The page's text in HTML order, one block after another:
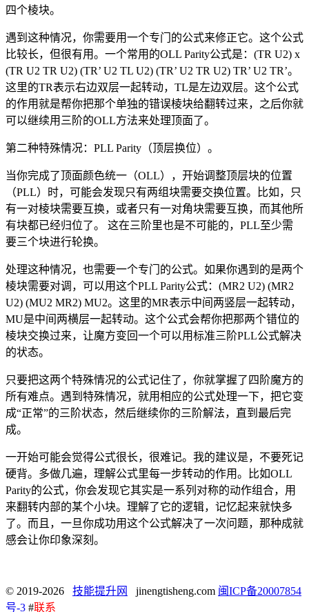
四个棱块。
遇到这种情况，你需要用一个专门的公式来修正它。这个公式
比较长，但很有用。一个常用的OLL Parity公式是：(TR U2) x
(TR U2 TR U2) (TR’ U2 TL U2) (TR’ U2 TR U2) TR’ U2 TR’。
这里的TR表示右边双层一起转动，TL是左边双层。这个公式
的作用就是帮你把那个单独的错误棱块给翻转过来，之后你就
可以继续用三阶的OLL方法来处理顶面了。
第二种特殊情况：PLL Parity（顶层换位）。
当你完成了顶面颜色统一（OLL），开始调整顶层块的位置
（PLL）时，可能会发现只有两组块需要交换位置。比如，只
有一对棱块需要互换，或者只有一对角块需要互换，而其他所
有块都已经归位了。 这在三阶里也是不可能的，PLL至少需
要三个块进行轮换。
处理这种情况，也需要一个专门的公式。如果你遇到的是两个
棱块需要对调，可以用这个PLL Parity公式：(MR2 U2) (MR2
U2) (MU2 MR2) MU2。这里的MR表示中间两竖层一起转动，
MU是中间两横层一起转动。这个公式会帮你把那两个错位的
棱块交换过来，让魔方变回一个可以用标准三阶PLL公式解决
的状态。
只要把这两个特殊情况的公式记住了，你就掌握了四阶魔方的
所有难点。遇到特殊情况，就用相应的公式处理一下，把它变
成“正常”的三阶状态，然后继续你的三阶解法，直到最后完
成。
一开始可能会觉得公式很长，很难记。我的建议是，不要死记
硬背。多做几遍，理解公式里每一步转动的作用。比如OLL
Parity的公式，你会发现它其实是一系列对称的动作组合，用
来翻转内部的某个小块。理解了它的逻辑，记忆起来就快多
了。而且，一旦你成功用这个公式解决了一次问题，那种成就
感会让你印象深刻。
© 2019-2026 技能提升网 jinengtisheng.com 闽ICP备20007854
号-3 #联系